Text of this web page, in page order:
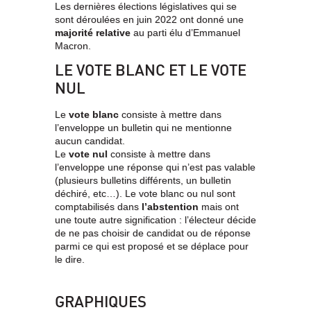
Les dernières élections législatives qui se
sont déroulées en juin 2022 ont donné une
majorité relative au parti élu d’Emmanuel
Macron.
LE VOTE BLANC ET LE VOTE
NUL
Le vote blanc consiste à mettre dans
l’enveloppe un bulletin qui ne mentionne
aucun candidat.
Le vote nul consiste à mettre dans
l’enveloppe une réponse qui n’est pas valable
(plusieurs bulletins différents, un bulletin
déchiré, etc…). Le vote blanc ou nul sont
comptabilisés dans l’abstention mais ont
une toute autre signification : l’électeur décide
de ne pas choisir de candidat ou de réponse
parmi ce qui est proposé et se déplace pour
le dire.
GRAPHIQUES